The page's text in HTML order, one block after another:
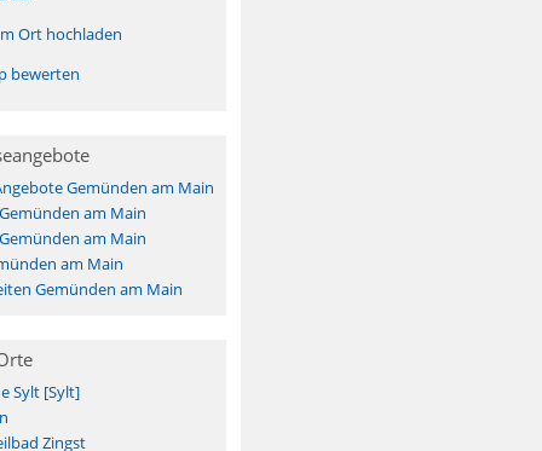
Ort hochladen
bewerten
Gemünden am Main
am Main
am Main
am Main
Gemünden am Main
Sylt [Sylt]
Zingst